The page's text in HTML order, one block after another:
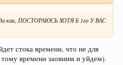
да как, ПОСТОРАЮСЬ ХОТЯ Б 1го У ВАС
стока времени, что не для
времени заовним и уйдем).